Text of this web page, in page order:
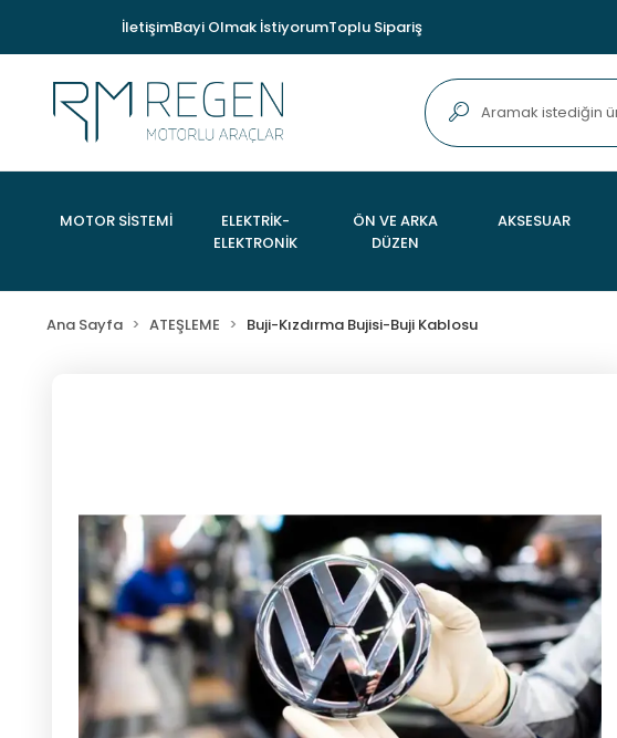
İletişimBayi Olmak İstiyorumToplu Sipariş
MOTOR SİSTEMİ
ELEKTRİK-
ELEKTRONİK
ÖN VE ARKA
DÜZEN
AKSESUAR
Ana Sayfa ATEŞLEME Buji-Kızdırma Bujisi-Buji Kablosu